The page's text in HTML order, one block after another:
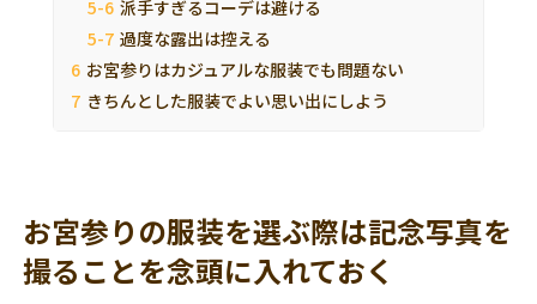
派手すぎるコーデは避ける
過度な露出は控える
お宮参りはカジュアルな服装でも問題ない
きちんとした服装でよい思い出にしよう
お宮参りの服装を選ぶ際は記念写真を
撮ることを念頭に入れておく